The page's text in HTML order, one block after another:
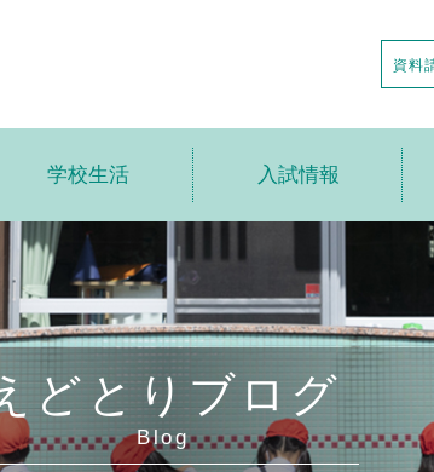
資料
学校生活
学校生活トップ
えどとり小の1日
アフタースクール
入試情報
説明会の日程
入試日程・募集要項
転・編入情報
どとりブログ
Blog